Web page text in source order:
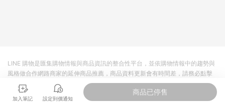
加入筆記 設定到價通知
商品已停售
LINE 購物是匯集購物情報與商品資訊的整合性平台，並依購物情報中的趨勢與
風格做合作網路商家的延伸商品推薦，商品資料更新會有時間差，請務必點擊
商品至各合作網路商家，確認現售價與購物條件，一切資訊以合作廠商網頁為
準。